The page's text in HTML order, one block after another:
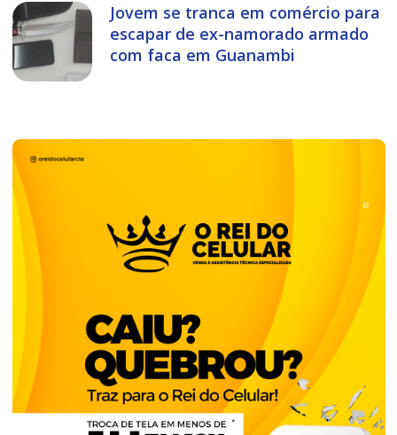
Jovem se tranca em comércio para
escapar de ex-namorado armado
com faca em Guanambi